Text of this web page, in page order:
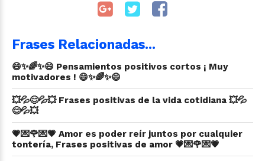
Frases Relacionadas...
😄✨🌈✨😄 Pensamientos positivos cortos ¡ Muy
motivadores ! 😄✨🌈✨😄
💥💦😊💦💥 Frases positivas de la vida cotidiana 💥💦
😊💦💥
💗💌🌹💌💗 Amor es poder reír juntos por cualquier
tontería, Frases positivas de amor 💗💌🌹💌💗